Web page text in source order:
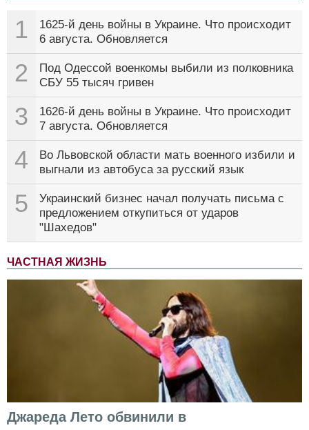
1
1625-й день войны в Украине. Что происходит
6 августа. Обновляется
2
Под Одессой военкомы выбили из полковника
СБУ 55 тысяч гривен
3
1626-й день войны в Украине. Что происходит
7 августа. Обновляется
4
Во Львовской области мать военного избили и
выгнали из автобуса за русский язык
5
Украинский бизнес начал получать письма с
предложением откупиться от ударов
"Шахедов"
ЧАСТНАЯ ЖИЗНЬ
Джареда Лето обвинили в